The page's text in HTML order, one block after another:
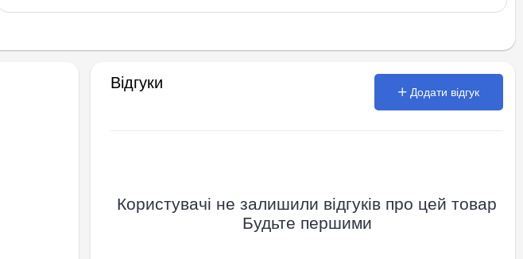
Відгуки
Додати відгук
Користувачі не залишили відгуків про цей товар
Будьте першими